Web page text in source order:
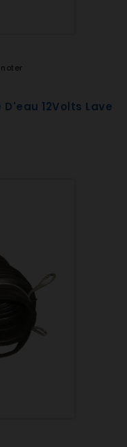
12Volts Lave